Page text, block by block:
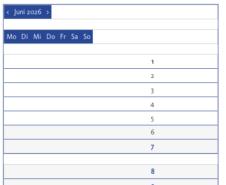
< Juni 2026 >
Mo Di Mi Do Fr Sa So
1
2
3
4
5
6
7
8